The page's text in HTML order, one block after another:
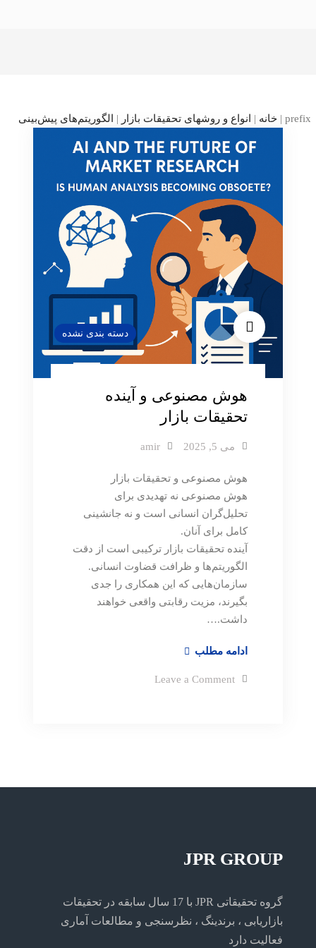
prefix
| خانه | انواع و روشهای تحقیقات بازار | الگوریتم‌های پیش‌بینی
دسته بندی نشده
هوش مصنوعی و آینده
تحقیقات بازار
می 5, 2025 amir
هوش مصنوعی و تحقیقات بازار
هوش مصنوعی نه تهدیدی برای
تحلیل‌گران انسانی است و نه جانشینی
کامل برای آنان.
آینده تحقیقات بازار ترکیبی است از دقت
الگوریتم‌ها و ظرافت قضاوت انسانی.
سازمان‌هایی که این همکاری را جدی
بگیرند، مزیت رقابتی واقعی خواهند
داشت.…
ادامه مطلبهوش
و
Leave a Comment
on
JPR GROUP
گروه تحقیقاتی JPR با 17 سال سابقه در تحقیقات
بازاریابی ، برندینگ ، نظرسنجی و مطالعات آماری
فعالیت دارد